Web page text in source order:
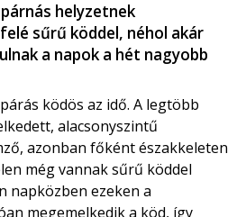
helyzetnek
sűrű köddel, néhol akár
a napok a hét nagyobb
ködös az idő. A legtöbb
alacsonyszintű
azonban főként északkeleten
még vannak sűrű köddel
napközben ezeken a
megemelkedik a köd, így